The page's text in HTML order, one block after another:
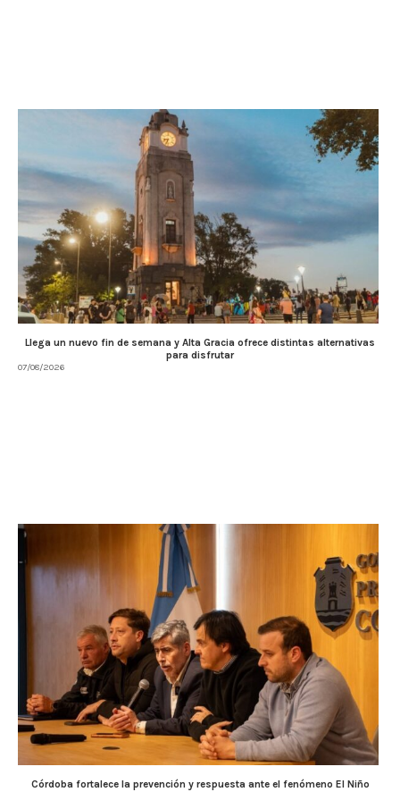
Llega un nuevo fin de semana y Alta Gracia ofrece distintas alternativas
para disfrutar
07/08/2026
Córdoba fortalece la prevención y respuesta ante el fenómeno El Niño